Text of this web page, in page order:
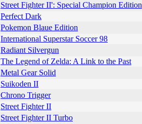
Street Fighter II': Special Champion Edition
Perfect Dark
Pokemon Blaue Edition
International Superstar Soccer 98
Radiant Silvergun
The Legend of Zelda: A Link to the Past
Metal Gear Solid
Suikoden II
Chrono Trigger
Street Fighter II
Street Fighter II Turbo